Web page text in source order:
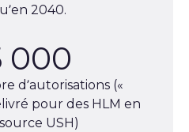
2040.
000
d’autorisations («
pour des HLM en
USH)